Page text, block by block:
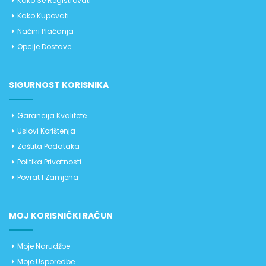
Kako Kupovati
Načini Plaćanja
Opcije Dostave
SIGURNOST KORISNIKA
Garancija Kvalitete
Uslovi Korištenja
Zaštita Podataka
Politika Privatnosti
Povrat I Zamjena
MOJ KORISNIČKI RAČUN
Moje Narudžbe
Moje Usporedbe